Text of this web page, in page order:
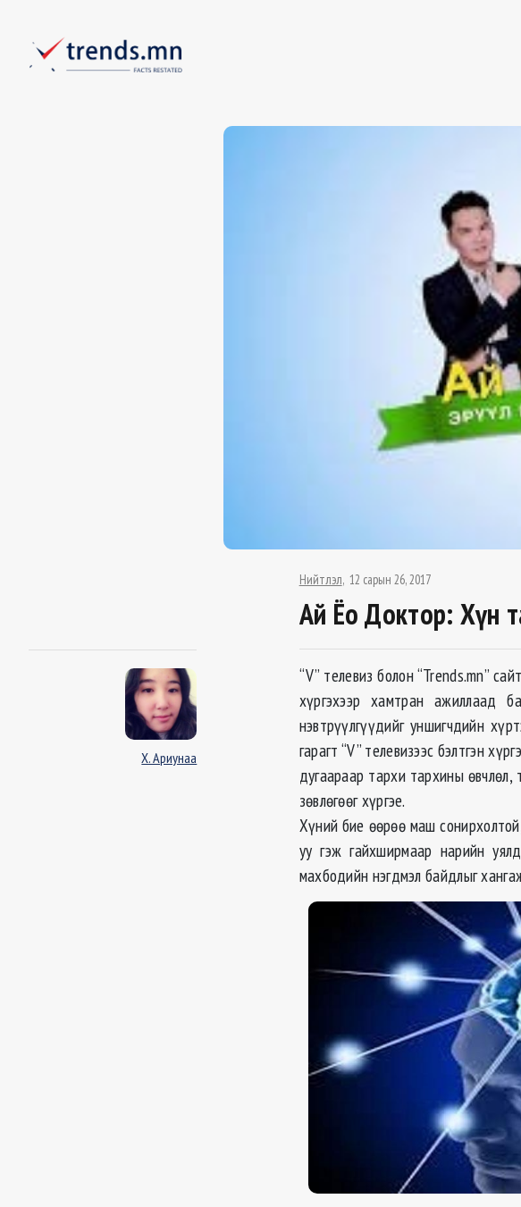
Нийтлэл 12 сарын 26, 2017
Ай Ёо Доктор: Хүн
Х. Ариунаа
“V” телевиз болон “Trends.mn”
хүргэхээр хамтран ажиллаад
нэвтрүүлгүүдийг уншигчдийн
гарагт “V” телевизээс бэлтгэн
дугаараар тархи тархины
зөвлөгөөг хүргэе.
Хүний бие өөрөө маш
уу гэж гайхширмаар нарийн
махбодийн нэгдмэл байдлыг